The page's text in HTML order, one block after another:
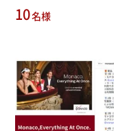
10名様